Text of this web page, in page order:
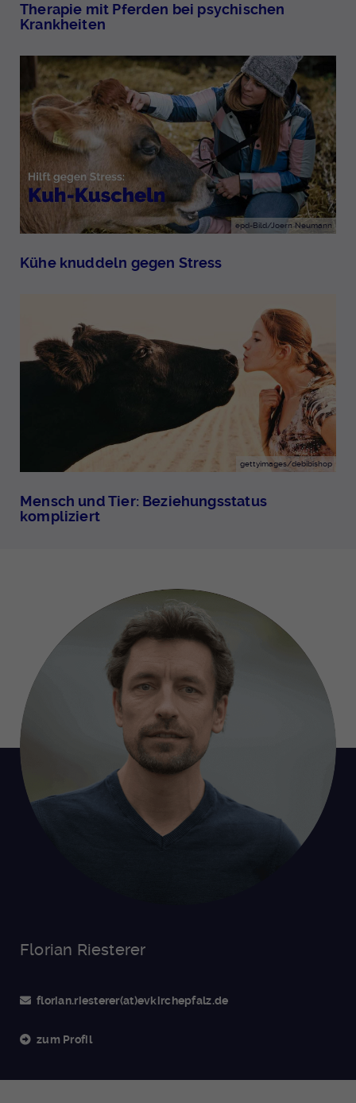
Therapie mit Pferden bei psychischen
Krankheiten
epd-Bild/Joern Neumann
Kühe knuddeln gegen Stress
gettyimages/debibishop
Mensch und Tier: Beziehungsstatus
kompliziert
Florian Riesterer
florian.riesterer(at)evkirchepfalz.de
zum Profil